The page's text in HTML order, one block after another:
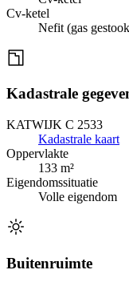
Cv-ketel
Nefit (gas
Kadastrale
KATWIJK C 2533
Kadastrale kaart
Oppervlakte
133 m²
Eigendomssituatie
Volle eigendom
Buitenruimte